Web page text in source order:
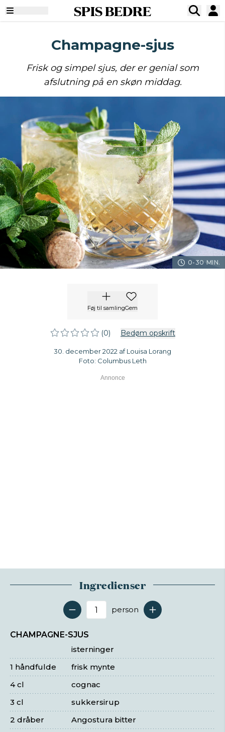
SPIS BEDRE
Champagne-sjus
Frisk og simpel sjus, der er genial som
afslutning på en skøn middag.
0-30 MIN.
Føj til samlingGem
(0) Bedøm opskrift
30. december 2022 af Louisa Lorang
Foto: Columbus Leth
Ingredienser
Antal serveringer
person
CHAMPAGNE-SJUS
isterninger
frisk mynte
1 håndfulde
cognac
4 cl
sukkersirup
3 cl
Angostura bitter
2 dråber